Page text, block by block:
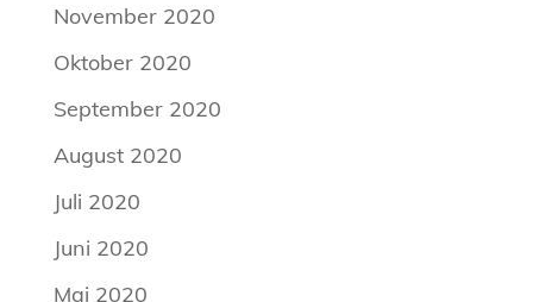
November 2020
Oktober 2020
September 2020
August 2020
Juli 2020
Juni 2020
Mai 2020